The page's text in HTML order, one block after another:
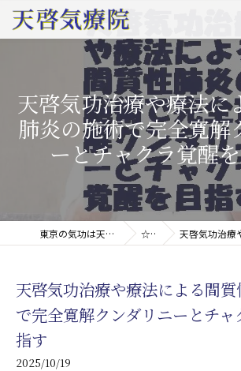
天啓気功治療や療法に
肺炎の施術で完全寛解
ーとチャクラ覚醒
東京の気功は天啓気療院(天啓気功療法治療院) ☆コラム 天啓気功治療や療法による間質性肺炎
天啓気功治療や療法による間
で完全寛解クンダリニーとチャ
指す
2025/10/19